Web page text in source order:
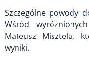
Szczególne powody
Wśród
Mateusz Misztela,
wyniki.